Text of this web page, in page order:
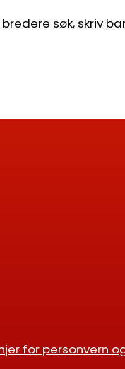
søk, skriv
for personvern